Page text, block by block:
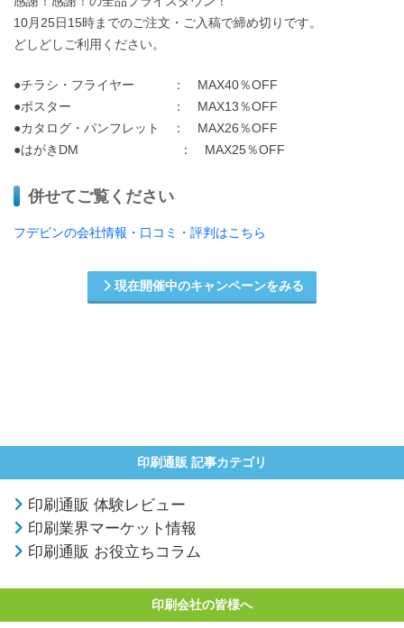
10月25日15時までのご注文・ご入稿で締め切りです。
どしどしご利用ください。
●チラシ・フライヤー ： MAX40％OFF
●ポスター ： MAX13％OFF
●カタログ・パンフレット ： MAX26％OFF
●はがきDM ： MAX25％OFF
併せてご覧ください
フデビンの会社情報・口コミ・評判はこちら
現在開催中のキャンペーンをみる
印刷通販 記事カテゴリ
印刷通販 体験レビュー
印刷業界マーケット情報
印刷通販 お役立ちコラム
印刷会社の皆様へ